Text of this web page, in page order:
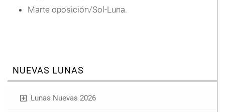
Marte oposición/Sol-Luna.
NUEVAS LUNAS
Lunas Nuevas 2026